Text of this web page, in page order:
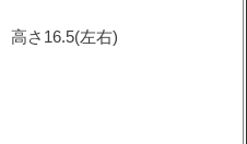
さ16.5(左右)